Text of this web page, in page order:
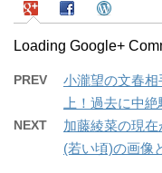
Loading Google+
PREV
小瀧望の文春
上！過去に中
NEXT
加藤綾菜の現
(若い頃)の画像